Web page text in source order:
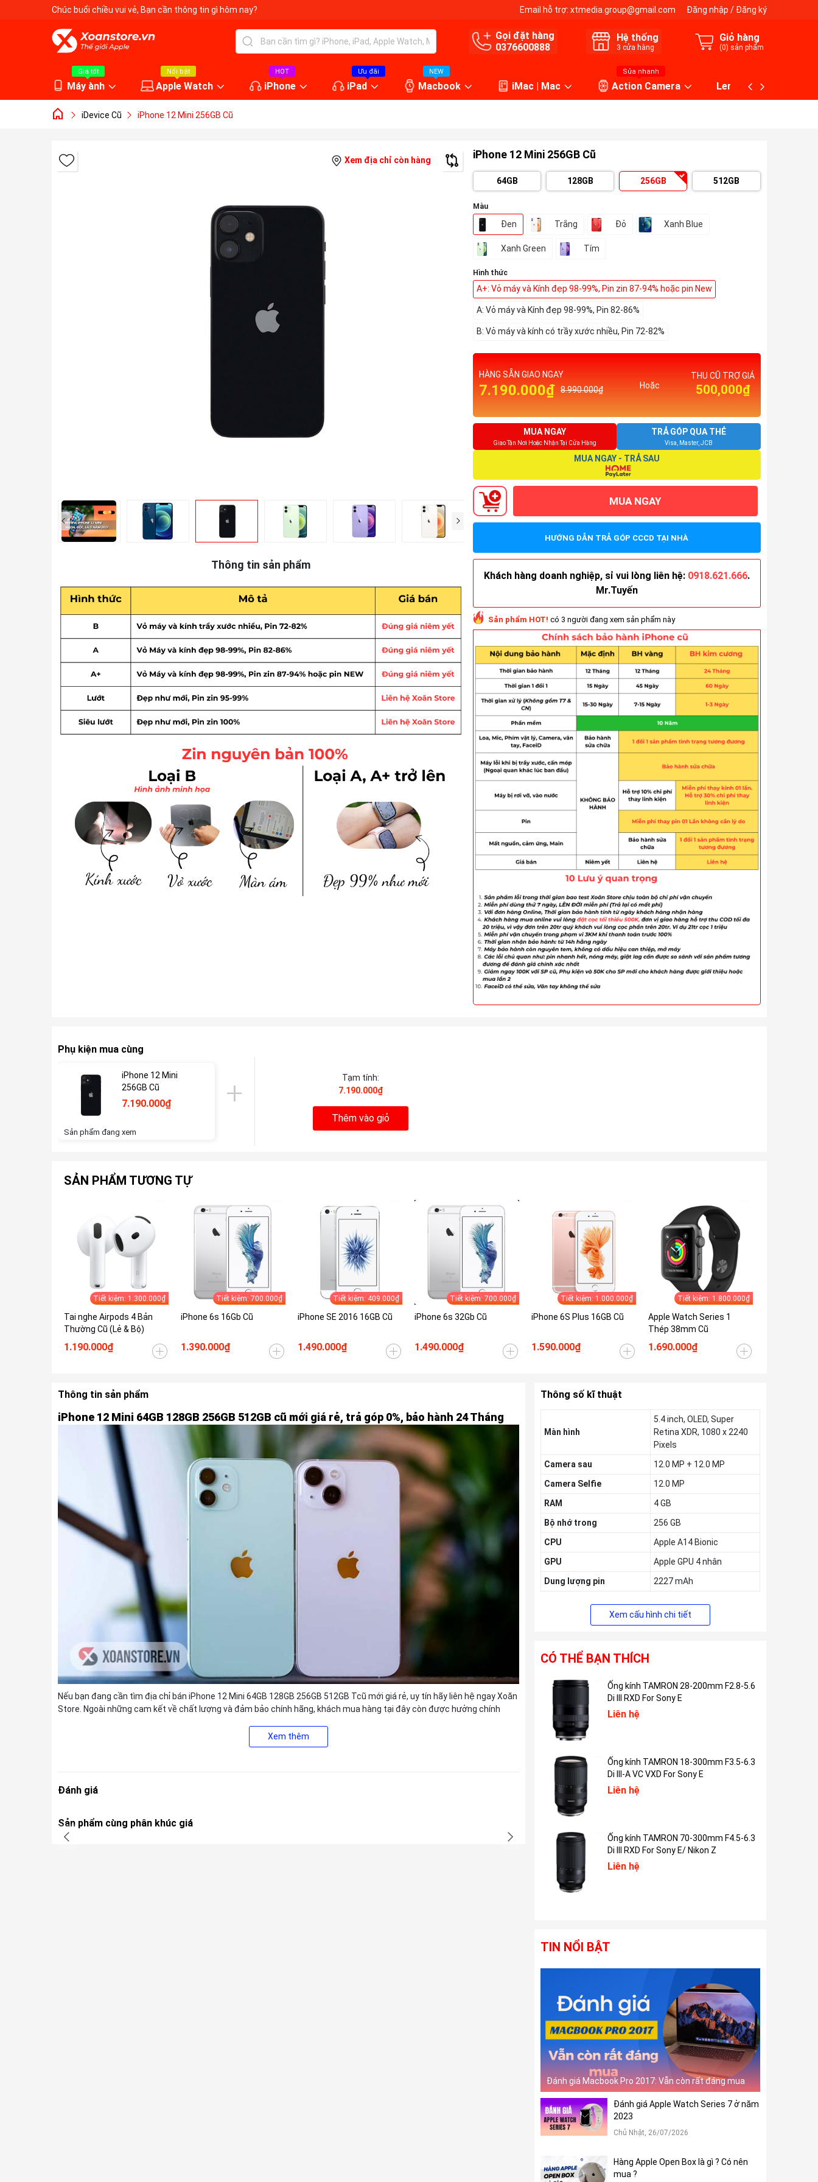
Chúc buổi chiều vui vẻ, Bạn cần thông tin gì hôm nay? Email hỗ trợ: xtmedia.group@gmail.com Đăng nhập / Đăng ký
Gọi đặt hàng
0376600888
Hệ thống
3 cửa hàng
Giỏ hàng
(0) sản phẩm
Giá tốt
Máy ành
Nổi bật
Apple Watch
HOT
iPhone
Ưu đãi
iPad
NEW
Macbook iMac | Mac
Sửa nhanh
Action Camera Lens máy ảnh
iDevice Cũ iPhone 12 Mini 256GB Cũ
Xem địa chỉ còn hàng
Thông tin sản phẩm
iPhone 12 Mini 256GB Cũ
64GB 128GB 256GB 512GB
Màu
Đen Trắng Đỏ Xanh Blue
Xanh Green Tím
Hình thức
A+: Vỏ máy và Kính đẹp 98-99%, Pin zin 87-94% hoặc pin New
A: Vỏ máy và Kính đẹp 98-99%, Pin 82-86%
B: Vỏ máy và kính có trầy xước nhiều, Pin 72-82%
HÀNG SẴN GIAO NGAY
7.190.000₫ 8.990.000₫ Hoặc
THU CŨ TRỢ GIÁ
500,000₫
MUA NGAY
Giao Tận Nơi Hoặc Nhận Tại Cửa Hàng
TRẢ GÓP QUA THẺ
Visa, Master, JCB
MUA NGAY - TRẢ SAU
MUA NGAY
HƯỚNG DẪN TRẢ GÓP CCCD TẠI NHÀ
Khách hàng doanh nghiệp, sỉ vui lòng liên hệ: 0918.621.666.
Mr.Tuyến
Sản phẩm HOT! có 5 người đang xem sản phẩm này
Phụ kiện mua cùng
iPhone 12 Mini
256GB Cũ
7.190.000₫
Sản phẩm đang xem
Tạm tính:
7.190.000₫
Thêm vào giỏ
SẢN PHẨM TƯƠNG TỰ
Tiết kiệm: 1.300.000₫
Tai nghe Airpods 4 Bản
Thường Cũ (Lẻ & Bộ)
1.190.000₫
Tiết kiệm: 700.000₫
iPhone 6s 16Gb Cũ
1.390.000₫
Tiết kiệm: 409.000₫
iPhone SE 2016 16GB Cũ
1.490.000₫
Tiết kiệm: 700.000₫
iPhone 6s 32Gb Cũ
1.490.000₫
Tiết kiệm: 1.000.000₫
iPhone 6S Plus 16GB Cũ
1.590.000₫
Tiết kiệm: 1.800.000₫
Apple Watch Series 1
Thép 38mm Cũ
1.690.000₫
Thông tin sản phẩm
iPhone 12 Mini 64GB 128GB 256GB 512GB cũ mới giá rẻ, trả góp 0%, bảo hành 24 Tháng
Nếu bạn đang cần tìm địa chỉ bán iPhone 12 Mini 64GB 128GB 256GB 512GB Tcũ mới giá rẻ, uy tín hãy liên hệ ngay Xoăn
Store. Ngoài những cam kết về chất lượng và đảm bảo chính hãng, khách mua hàng tại đây còn được hưởng chính
Hệ điều hành: iOS 15
Xem thêm
Đánh giá
Sản phẩm cùng phân khúc giá
Thông số kĩ thuật
Màn hình
5.4 inch, OLED, Super
Retina XDR, 1080 x 2240
Pixels
Camera sau
12.0 MP + 12.0 MP
Camera Selfie
12.0 MP
RAM
4 GB
Bộ nhớ trong
256 GB
CPU
Apple A14 Bionic
GPU
Apple GPU 4 nhân
Dung lượng pin
2227 mAh
Xem cấu hình chi tiết
CÓ THỂ BẠN THÍCH
Ống kính TAMRON 28-300mm F4-7.1 Di
III VC VXD For Sony E
Liên hệ
Ống kính TAMRON 28-200mm F2.8-5.6
Di III RXD For Sony E
Liên hệ
Ống kính TAMRON 18-300mm F3.5-6.3
Di III-A VC VXD For Sony E
Liên hệ
Ống kính TAMRON 70-300mm F4.5-6.3
Di III RXD For Sony E/ Nikon Z
Liên hệ
TIN NỔI BẬT
Đánh giá Macbook Pro 2017: Vẫn còn rất đáng mua
Đánh giá Apple Watch Series 7 ở năm
2023
Chủ Nhật, 26/07/2026
Hàng Apple Open Box là gì ? Có nên
mua ?